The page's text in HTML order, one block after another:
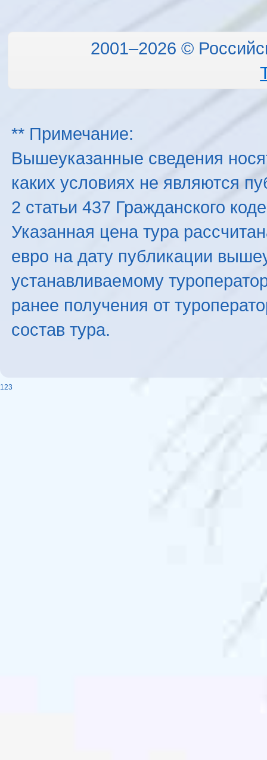
2001–2026 ©
** Примечание:
Вышеуказанные сведения
каких условиях не являются
2 статьи 437 Гражданского
Указанная цена тура
евро на дату публикации
устанавливаемому
ранее получения от
состав тура.
123